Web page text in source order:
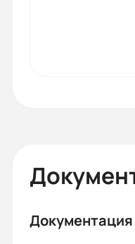
Документация